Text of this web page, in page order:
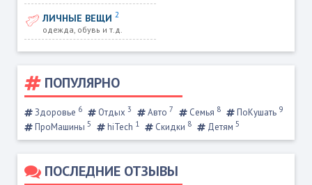
ЛИЧНЫЕ ВЕЩИ2
одежда, обувь и т.д.
ПОПУЛЯРНО
Здоровье 6 Отдых 3 Авто 7 Семья 8 ПоКушать 9
ПроМашины 5 hiTech 1 Скидки 8 Детям 5
ПОСЛЕДНИЕ ОТЗЫВЫ